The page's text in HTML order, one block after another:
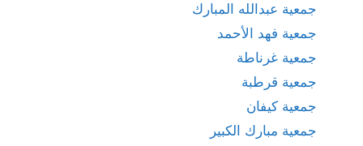
جمعية عبدالله المبارك
جمعية فهد الأحمد
جمعية غرناطة
جمعية قرطبة
جمعية كيفان
جمعية مبارك الكبير